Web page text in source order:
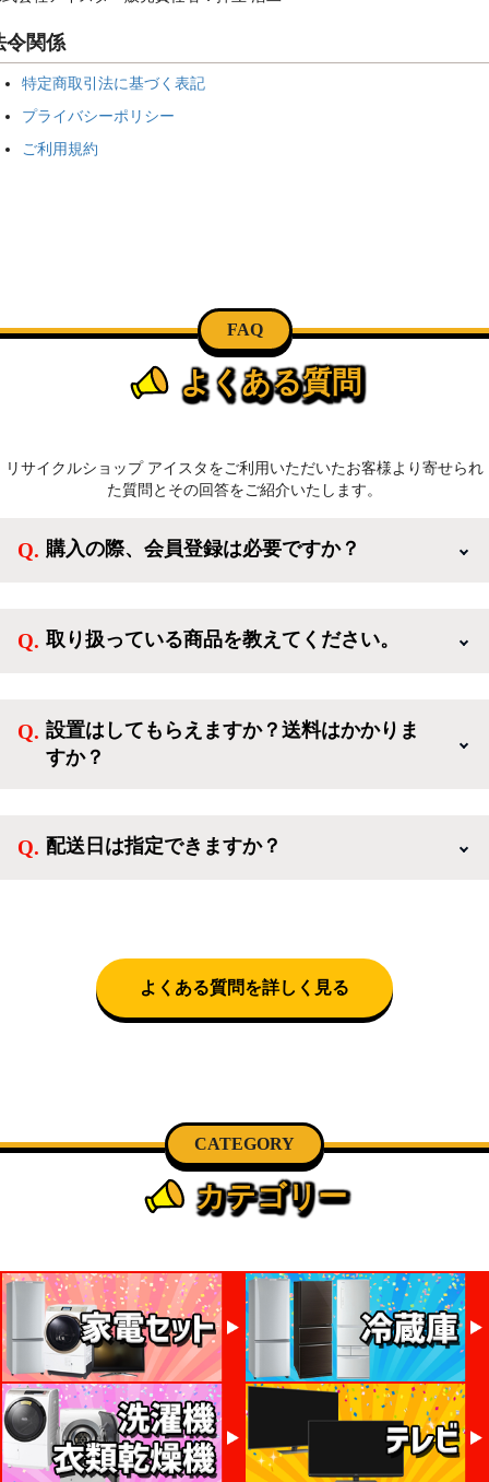
令関係
特定商取引法に基づく表記
プライバシーポリシー
ご利用規約
FAQ
よくある質問
リサイクルショップ アイスタをご利用いただいたお客様より寄せられ
た質問とその回答をご紹介いたします。
購入の際、会員登録は必要ですか？
方、登録しなくてもカートに商品を入れた後、ログイ
取り扱っている商品を教えてください。
活を応援するような家電セットから、季節・空調家
電、調理家電、生活家電まで、幅広く中古家電を取り
設置はしてもらえますか？送料はかかりま
すか？
神奈川・千葉)において自社配送を選択いただくこと
配送日は指定できますか？
話にて日時決定に関するご連絡をさせて頂きます。
よくある質問を詳しく見る
CATEGORY
カテゴリー